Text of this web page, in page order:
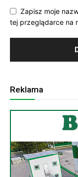
Zapisz moje
tej przeglądarce na
Reklama